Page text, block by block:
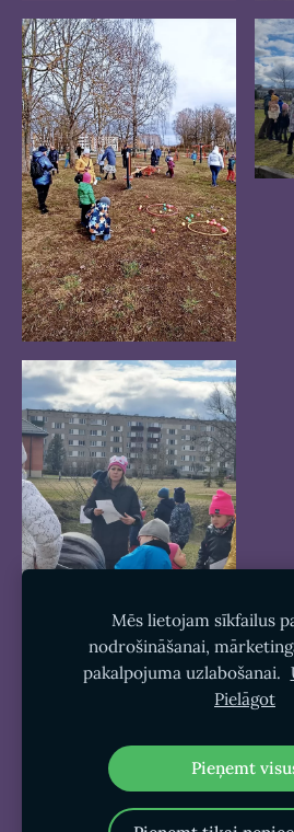
Sīkdatnes
Mēs lietojam sīkfailus
nodrošināšanai,
pakalpojuma uzlabošanai.
Pielāgot
Pieņemt